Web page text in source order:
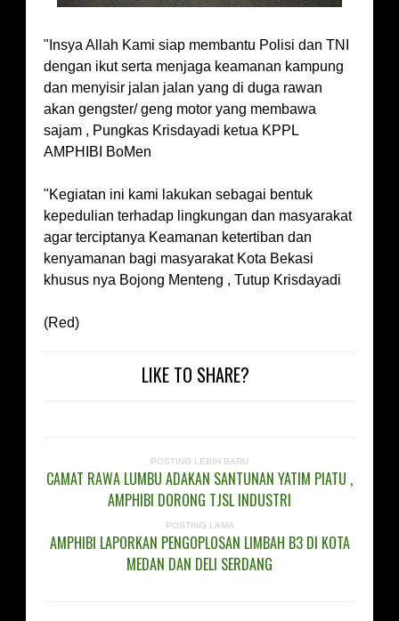
"Insya Allah Kami siap membantu Polisi dan TNI
dengan ikut serta menjaga keamanan kampung
dan menyisir jalan jalan yang di duga rawan
akan gengster/ geng motor yang membawa
sajam , Pungkas Krisdayadi ketua KPPL
AMPHIBI BoMen
"Kegiatan ini kami lakukan sebagai bentuk
kepedulian terhadap lingkungan dan masyarakat
agar terciptanya Keamanan ketertiban dan
kenyamanan bagi masyarakat Kota Bekasi
khusus nya Bojong Menteng , Tutup Krisdayadi
(Red)
LIKE TO SHARE?
POSTING LEBIH BARU
CAMAT RAWA LUMBU ADAKAN SANTUNAN YATIM PIATU ,
AMPHIBI DORONG TJSL INDUSTRI
POSTING LAMA
AMPHIBI LAPORKAN PENGOPLOSAN LIMBAH B3 DI KOTA
MEDAN DAN DELI SERDANG